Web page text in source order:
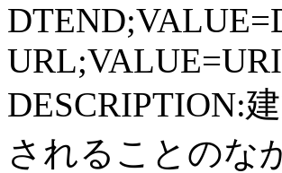
DESCRIPTION:
されることのな